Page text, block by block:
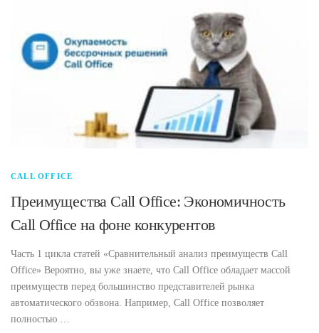
CALL OFFICE
Преимущества Call Office: Экономичность
Call Office на фоне конкурентов
Часть 1 цикла статей «Сравнительный анализ преимуществ Call
Office» Вероятно, вы уже знаете, что Call Office обладает массой
преимуществ перед большинство представителей рынка
автоматического обзвона. Например, Call Office позволяет
полностью …